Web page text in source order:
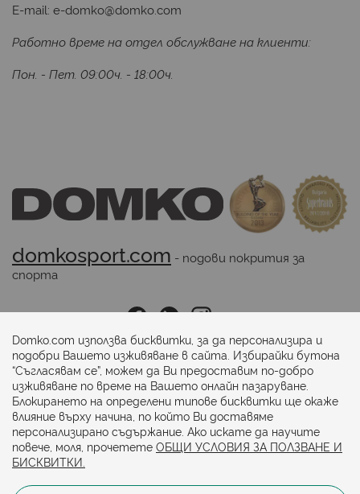
E-mail: e-domko@domko.com
Работно време на отдел обслужване на клиенти:
Пон. - Пет. 09:00ч. - 18:00ч.
domkosport.com - подови покрития за
спорта
Последвайте ни:
Начини на плащане:
Domko.com използва бисквитки, за да персонализира и
подобри Вашето изживяване в сайта. Избирайки бутона
“Съгласявам се”, можем да Ви предоставим по-добро
изживяване по време на Вашето онлайн пазаруване.
Блокирането на определени типове бисквитки ще окаже
влияние върху начина, по който Ви доставяме
персонализирано съдържание. Ако искате да научите
повече, моля, прочетете ОБЩИ УСЛОВИЯ ЗА ПОЛЗВАНЕ И
БИСКВИТКИ.